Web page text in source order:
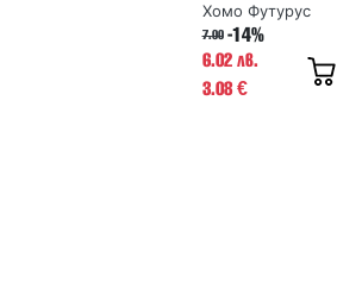
Хомо Футурус
7.00 -14%
6.02 лв.
3.08€